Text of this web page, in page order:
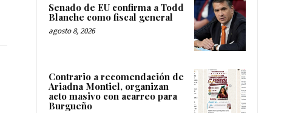
Senado de EU confirma a Todd
Blanche como fiscal general
agosto 8, 2026
Contrario a recomendación de
Ariadna Montiel, organizan
acto masivo con acarreo para
Burgueño